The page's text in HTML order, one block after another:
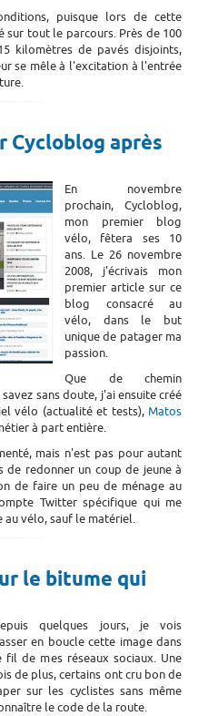
puisque lors de cette
sur tout le parcours. Près de 100
kilomètres de pavés disjoints,
se mêle à l'excitation à l'entrée
Cycloblog après
En novembre
prochain, Cycloblog,
mon premier blog
vélo, fêtera ses 10
ans. Le 26 novembre
2008, j'écrivais mon
premier article sur ce
blog consacré au
vélo, dans le but
unique de patager ma
passion.
Que de chemin
sans doute, j'ai ensuite créé
vélo (actualité et tests),Matos
à part entière.
mais n'est pas pour autant
redonner un coup de jeune à
de faire un peu de ménage au
Twitter spécifique qui me
vélo, sauf le matériel.
le bitume qui
quelques jours, je vois
en boucle cette image dans
fil de mes réseaux sociaux. Une
de plus, certains ont cru bon de
sur les cyclistes sans même
le code de la route.